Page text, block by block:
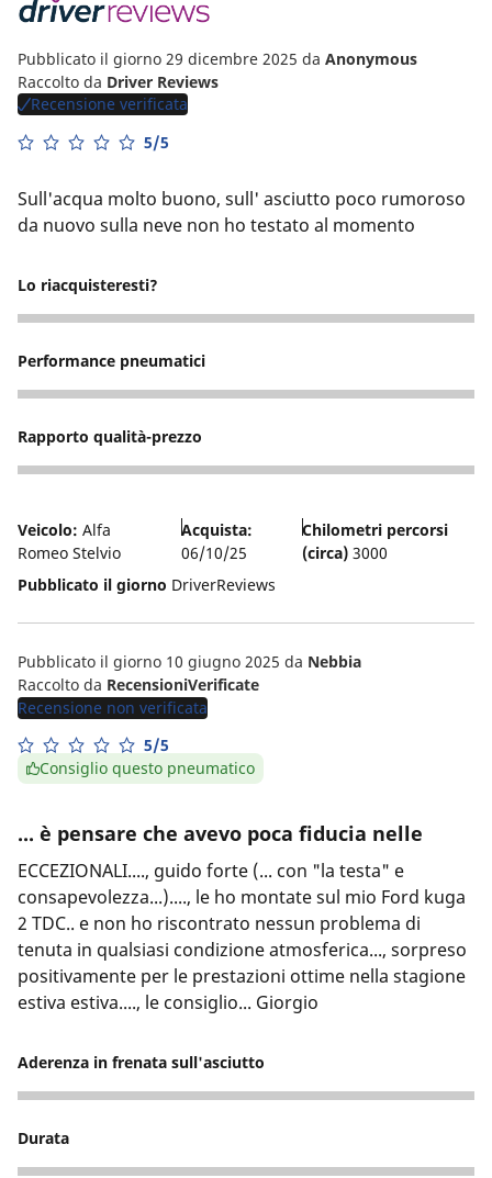
Pubblicato il giorno 29 dicembre 2025 da Anonymous
Raccolto da Driver Reviews
Recensione verificata
5/5
Sull'acqua molto buono, sull' asciutto poco rumoroso
da nuovo sulla neve non ho testato al momento
Lo riacquisteresti?
5
Performance pneumatici
5
Rapporto qualità-prezzo
5
Veicolo: Alfa
Romeo Stelvio
Acquista:
06/10/25
Chilometri percorsi
(circa) 3000
Pubblicato il giorno DriverReviews
Pubblicato il giorno 10 giugno 2025 da Nebbia
Raccolto da RecensioniVerificate
Recensione non verificata
5/5
Consiglio questo pneumatico
... è pensare che avevo poca fiducia nelle
ECCEZIONALI...., guido forte (... con "la testa" e
consapevolezza...)...., le ho montate sul mio Ford kuga
2 TDC.. e non ho riscontrato nessun problema di
tenuta in qualsiasi condizione atmosferica..., sorpreso
positivamente per le prestazioni ottime nella stagione
estiva estiva...., le consiglio... Giorgio
Aderenza in frenata sull'asciutto
5
Durata